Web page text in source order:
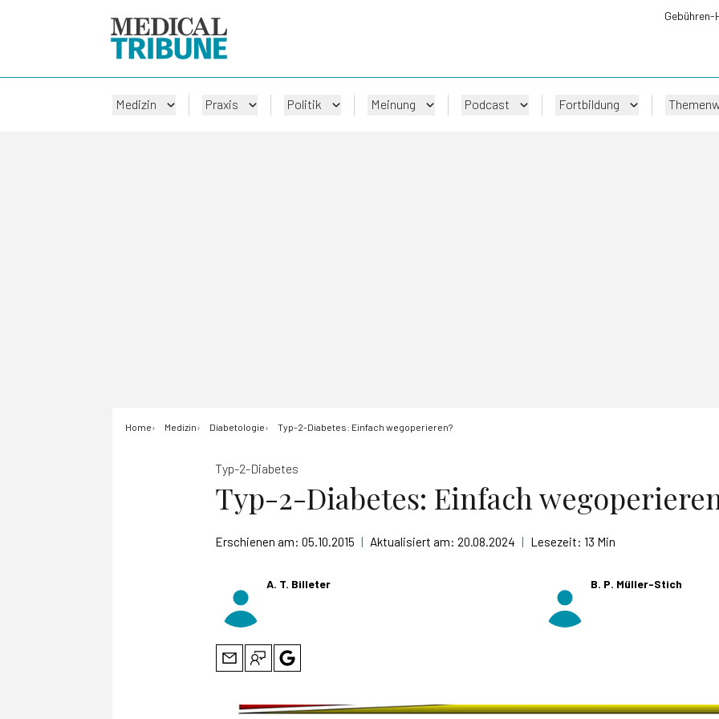
Gebühren-
Medizin Praxis Politik Meinung Podcast Fortbildung
Home Medizin Diabetologie Typ-2-Diabetes: Einfach wegoperieren?
Typ-2-Diabetes
Typ-2-Diabetes: Einfach
Erschienen am: 05.10.2015 | Aktualisiert am: 20.08.2024 | Lesezeit: 13 Min
A. T. Billeter B. P. Müller-Stich